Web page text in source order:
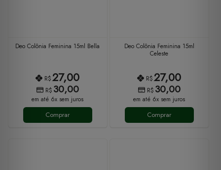
Deo Colônia Feminina 15ml Bella
R$27,00
R$ 30,00
em até 6x sem juros
Comprar
Deo Colônia Feminina 15ml
Celeste
R$27,00
R$ 30,00
em até 6x sem juros
Comprar